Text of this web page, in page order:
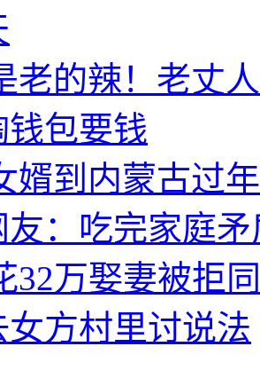
老的辣！老丈
钱包要钱
婿到内蒙古过
友：吃完家庭
32万娶妻被拒
女方村里讨说法